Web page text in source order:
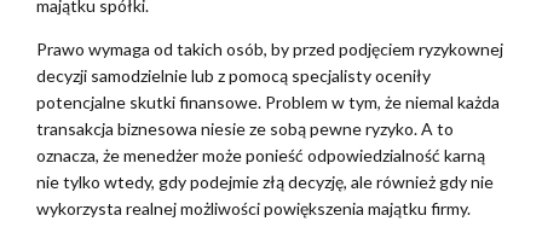
majątku spółki.
Prawo wymaga od takich osób, by przed podjęciem ryzykownej
decyzji samodzielnie lub z pomocą specjalisty oceniły
potencjalne skutki finansowe. Problem w tym, że niemal każda
transakcja biznesowa niesie ze sobą pewne ryzyko. A to
oznacza, że menedżer może ponieść odpowiedzialność karną
nie tylko wtedy, gdy podejmie złą decyzję, ale również gdy nie
wykorzysta realnej możliwości powiększenia majątku firmy.